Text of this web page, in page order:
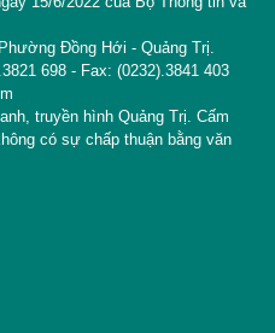
Đồng Hới - Quảng Trị.
698 - Fax: (0232).3841 403
truyền hình Quảng Trị. Cấm
có sự chấp thuận bằng văn